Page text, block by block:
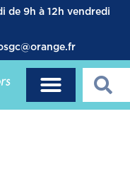
de 9h à 12h vendredi